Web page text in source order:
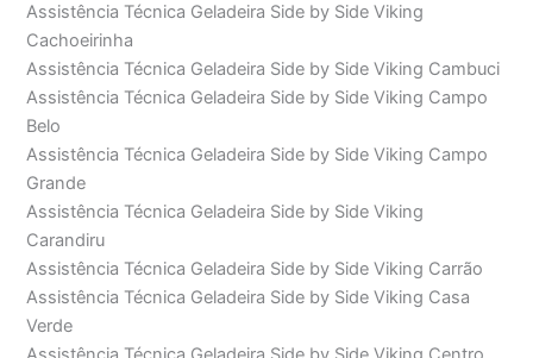
Assistência Técnica Geladeira Side by Side Viking
Cachoeirinha
Assistência Técnica Geladeira Side by Side Viking Cambuci
Assistência Técnica Geladeira Side by Side Viking Campo
Belo
Assistência Técnica Geladeira Side by Side Viking Campo
Grande
Assistência Técnica Geladeira Side by Side Viking
Carandiru
Assistência Técnica Geladeira Side by Side Viking Carrão
Assistência Técnica Geladeira Side by Side Viking Casa
Verde